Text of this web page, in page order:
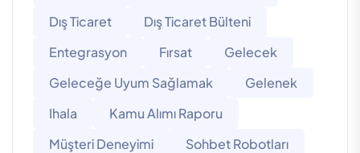
Dış Ticaret
Dış Ticaret Bülteni
Entegrasyon
Fırsat
Gelecek
Geleceğe Uyum Sağlamak
Gelenek
Ihala
Kamu Alımı Raporu
Müşteri Deneyimi
Sohbet Robotları